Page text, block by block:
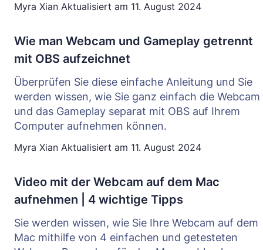
Myra Xian Aktualisiert am 11. August 2024
Wie man Webcam und Gameplay getrennt
mit OBS aufzeichnet
Überprüfen Sie diese einfache Anleitung und Sie
werden wissen, wie Sie ganz einfach die Webcam
und das Gameplay separat mit OBS auf Ihrem
Computer aufnehmen können.
Myra Xian Aktualisiert am 11. August 2024
Video mit der Webcam auf dem Mac
aufnehmen | 4 wichtige Tipps
Sie werden wissen, wie Sie Ihre Webcam auf dem
Mac mithilfe von 4 einfachen und getesteten